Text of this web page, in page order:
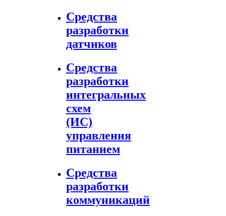
Средства
разработки
датчиков
Средства
разработки
интегральных
схем
(ИС)
управления
питанием
Средства
разработки
коммуникаций